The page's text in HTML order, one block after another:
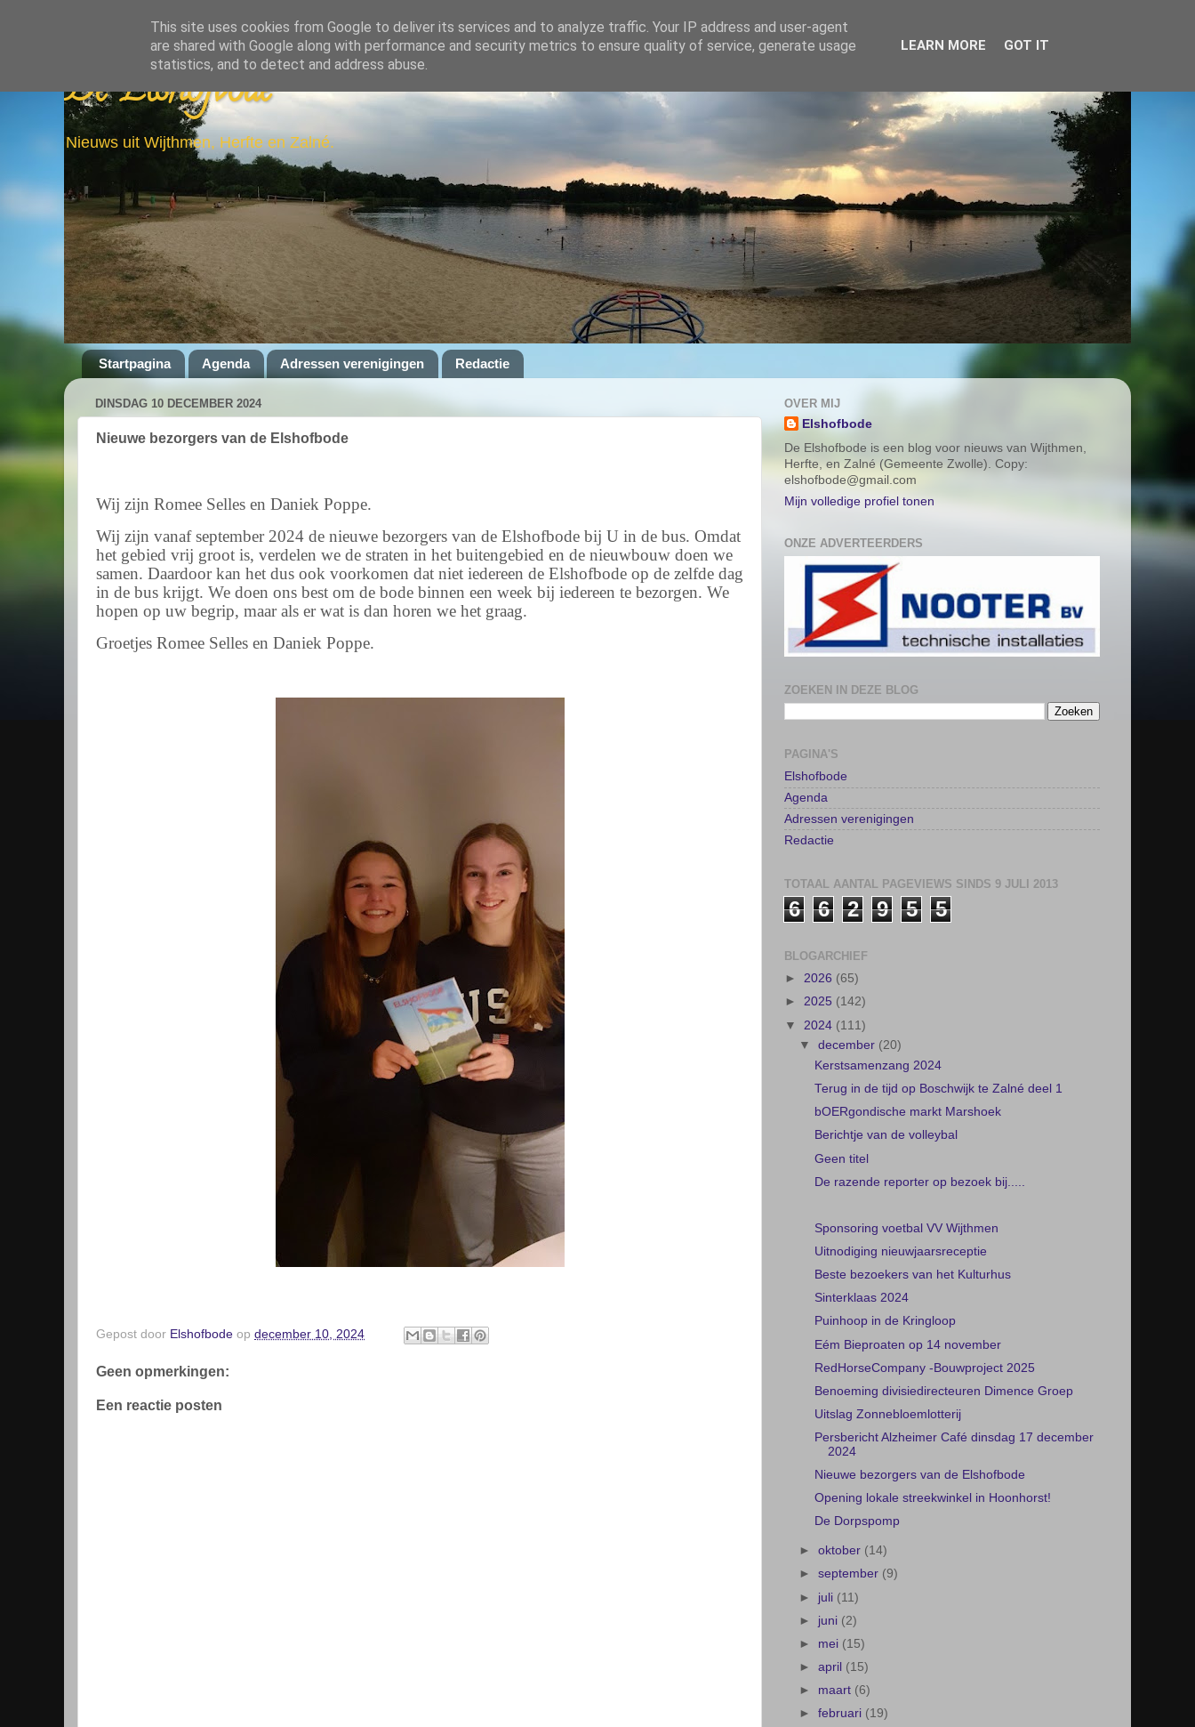
De Elshofbode
Nieuws uit Wijthmen, Herfte en Zalné.
Startpagina Agenda Adressen verenigingen Redactie
DINSDAG 10 DECEMBER 2024
Nieuwe bezorgers van de Elshofbode
Wij zijn Romee Selles en Daniek Poppe.
Wij zijn vanaf september 2024 de nieuwe bezorgers van de Elshofbode bij U in de bus. Omdat
het gebied vrij groot is, verdelen we de straten in het buitengebied en de nieuwbouw doen we
samen. Daardoor kan het dus ook voorkomen dat niet iedereen de Elshofbode op de zelfde dag
in de bus krijgt. We doen ons best om de bode binnen een week bij iedereen te bezorgen. We
hopen op uw begrip, maar als er wat is dan horen we het graag.
Groetjes Romee Selles en Daniek Poppe.
Gepost door Elshofbode op december 10, 2024
Geen opmerkingen:
Een reactie posten
OVER MIJ
Elshofbode
De Elshofbode is een blog voor nieuws van Wijthmen,
Herfte, en Zalné (Gemeente Zwolle). Copy:
elshofbode@gmail.com
Mijn volledige profiel tonen
ONZE ADVERTEERDERS
ZOEKEN IN DEZE BLOG
PAGINA'S
Elshofbode
Agenda
Adressen verenigingen
Redactie
TOTAAL AANTAL PAGEVIEWS SINDS 9 JULI 2013
6 6 2 9 5 5
BLOGARCHIEF
► 2026 (65)
► 2025 (142)
▼ 2024 (111)
▼december (20)
Kerstsamenzang 2024
Terug in de tijd op Boschwijk te Zalné deel 1
bOERgondische markt Marshoek
Berichtje van de volleybal
Geen titel
De razende reporter op bezoek bij.....
Sponsoring voetbal VV Wijthmen
Uitnodiging nieuwjaarsreceptie
Beste bezoekers van het Kulturhus
Sinterklaas 2024
Puinhoop in de Kringloop
Eém Bieproaten op 14 november
RedHorseCompany -Bouwproject 2025
Benoeming divisiedirecteuren Dimence Groep
Uitslag Zonnebloemlotterij
Persbericht Alzheimer Café dinsdag 17 december
2024
Nieuwe bezorgers van de Elshofbode
Opening lokale streekwinkel in Hoonhorst!
De Dorpspomp
►oktober (14)
►september (9)
► juli (11)
► juni (2)
► mei (15)
►april (15)
► maart (6)
►februari (19)
This site uses cookies from Google to deliver its services and to analyze traffic. Your IP address and user-agent
are shared with Google along with performance and security metrics to ensure quality of service, generate usage
statistics, and to detect and address abuse.
LEARN MORE GOT IT